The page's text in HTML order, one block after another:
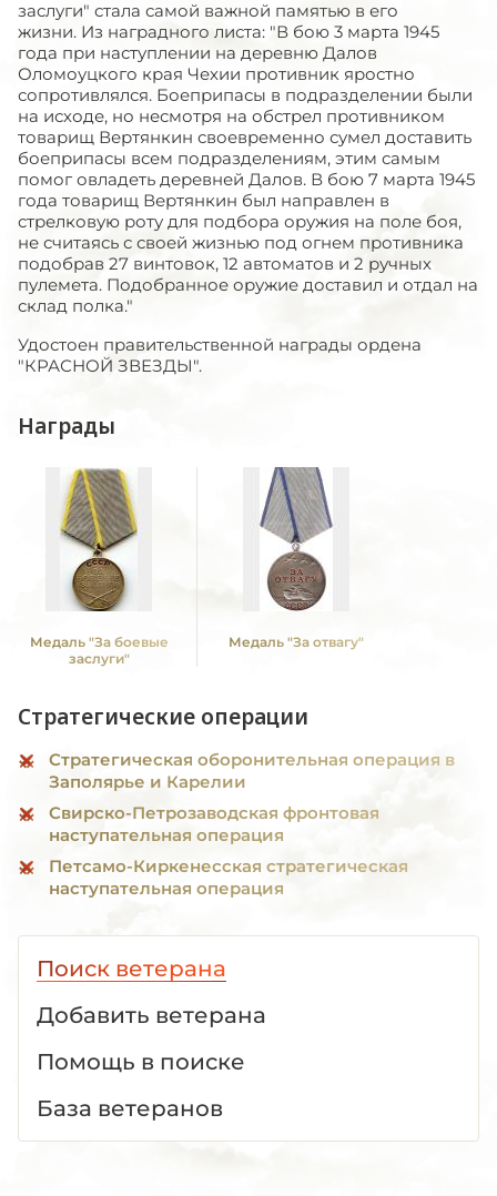
заслуги" стала самой важной памятью в его
жизни. Из наградного листа: "В бою 3 марта 1945
года при наступлении на деревню Далов
Оломоуцкого края Чехии противник яростно
сопротивлялся. Боеприпасы в подразделении были
на исходе, но несмотря на обстрел противником
товарищ Вертянкин своевременно сумел доставить
боеприпасы всем подразделениям, этим самым
помог овладеть деревней Далов. В бою 7 марта 1945
года товарищ Вертянкин был направлен в
стрелковую роту для подбора оружия на поле боя,
не считаясь с своей жизнью под огнем противника
подобрав 27 винтовок, 12 автоматов и 2 ручных
пулемета. Подобранное оружие доставил и отдал на
склад полка."
Удостоен правительственной награды ордена
"КРАСНОЙ ЗВЕЗДЫ".
Награды
Медаль "За боевые
заслуги"
Медаль "За отвагу"
Стратегические операции
Стратегическая оборонительная операция в
Заполярье и Карелии
Свирско-Петрозаводская фронтовая
наступательная операция
Петсамо-Киркенесская стратегическая
наступательная операция
Поиск ветерана
Добавить ветерана
Помощь в поиске
База ветеранов